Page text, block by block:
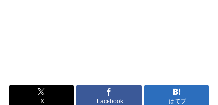
X Facebook はてブ